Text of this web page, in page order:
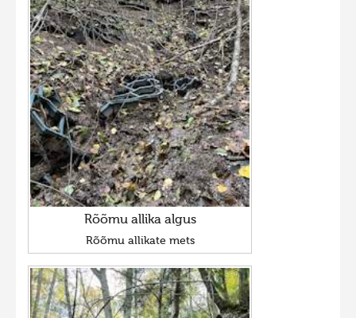
Rõõmu allika algus
Rõõmu allikate mets